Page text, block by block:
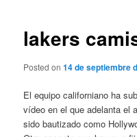
lakers
Posted on14 de septiembre
El equipo californiano ha
vídeo en el que adelanta el
sido bautizado como